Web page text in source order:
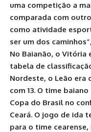
uma competição a
comparada com
como atividade
ser um dos
No Baianão, o Vitória
tabela de
Nordeste, o Leão era
com 13. O time
Copa do Brasil no
Ceará. O jogo de ida
para o time